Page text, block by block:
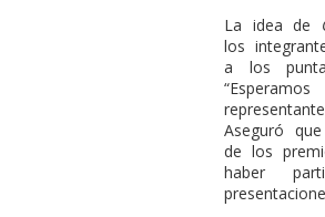
La idea de
los
a los
Aseguró
de los
haber